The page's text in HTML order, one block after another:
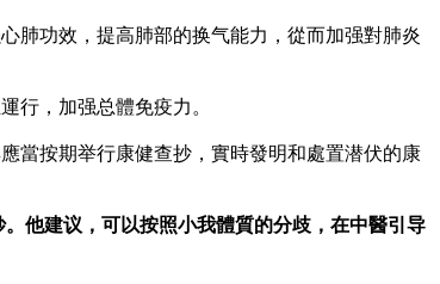
肺功效，提高肺部的换气能力，從而加强對肺炎
行，加强总體免疫力。
當按期举行康健查抄，實時發明和處置潜伏的康
他建议，可以按照小我體質的分歧，在中醫引导